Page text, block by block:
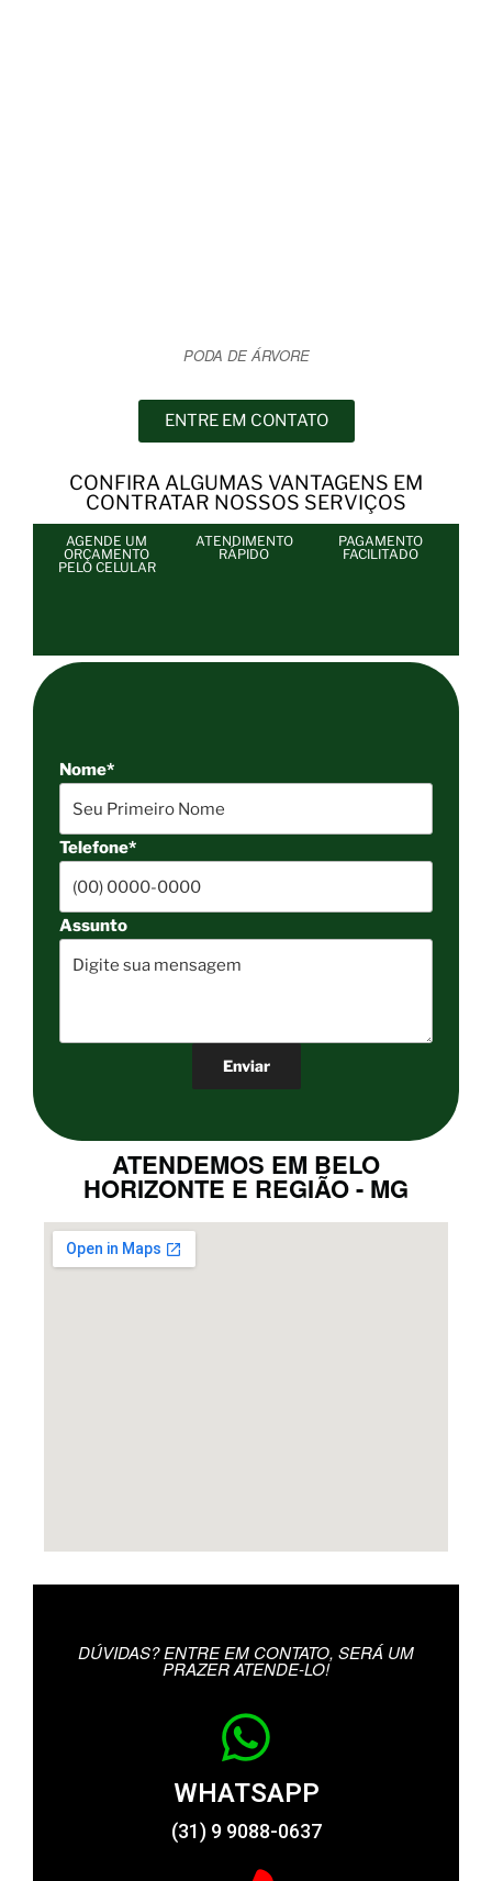
PODA DE ÁRVORE
ENTRE EM CONTATO
CONFIRA ALGUMAS VANTAGENS EM
CONTRATAR NOSSOS SERVIÇOS
AGENDE UM
ORÇAMENTO
PELO CELULAR
ATENDIMENTO
RÁPIDO
PAGAMENTO
FACILITADO
Nome*
Telefone*
Assunto
ATENDEMOS EM BELO
HORIZONTE E REGIÃO - MG
DÚVIDAS? ENTRE EM CONTATO, SERÁ UM
PRAZER ATENDE-LO!
WHATSAPP
(31) 9 9088-0637